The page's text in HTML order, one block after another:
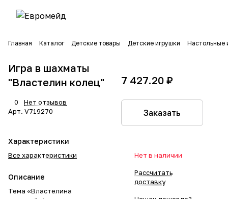
Главная Каталог Детские товары Детские игрушки Настольные
Игра в шахматы
"Властелин колец"
0
Нет отзывов
Арт. V719270
Характеристики
Все характеристики
Описание
Тема «Властелина
7 427.20 ₽
Заказать
Нет в наличии
Рассчитать
доставку